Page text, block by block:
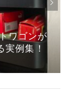
表会・運
よう！